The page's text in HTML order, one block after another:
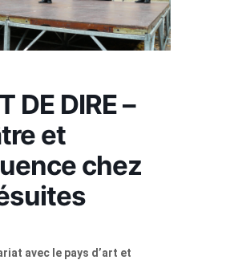
DE DIRE –
et
chez
avec le pays d’art et